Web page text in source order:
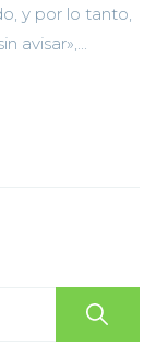
y por lo tanto,
avisar»,...